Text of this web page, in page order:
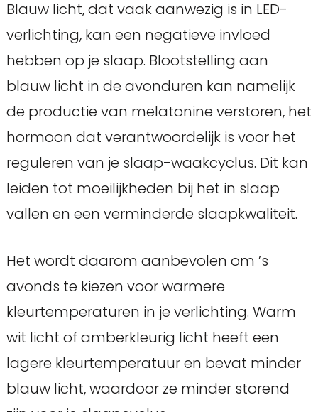
Blauw licht, dat vaak aanwezig is in LED-
verlichting, kan een negatieve invloed
hebben op je slaap. Blootstelling aan
blauw licht in de avonduren kan namelijk
de productie van melatonine verstoren, het
hormoon dat verantwoordelijk is voor het
reguleren van je slaap-waakcyclus. Dit kan
leiden tot moeilijkheden bij het in slaap
vallen en een verminderde slaapkwaliteit.
Het wordt daarom aanbevolen om ’s
avonds te kiezen voor warmere
kleurtemperaturen in je verlichting. Warm
wit licht of amberkleurig licht heeft een
lagere kleurtemperatuur en bevat minder
blauw licht, waardoor ze minder storend